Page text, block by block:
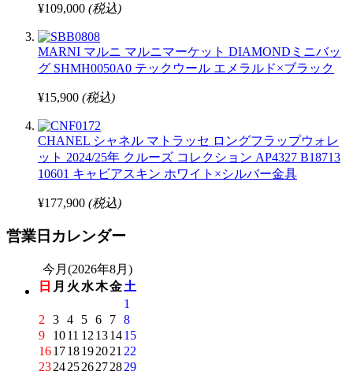
¥109,000 (税込)
MARNI マルニ マルニマーケット DIAMONDミニバッ
グ SHMH0050A0 テックウール エメラルド×ブラック
¥15,900 (税込)
CHANEL シャネル マトラッセ ロングフラップウォレ
ット 2024/25年 クルーズ コレクション AP4327 B18713
10601 キャビアスキン ホワイト×シルバー金具
¥177,900 (税込)
営業日カレンダー
今月(2026年8月)
日 月 火 水木金土
1
2
3 4 5 6 7 8
9
1011 12 131415
161718192021 22
23242526272829